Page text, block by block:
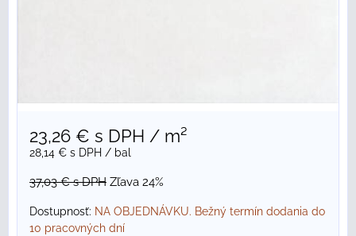
23,26 € s DPH / m²
28,14 € s DPH / bal
37,03 €s DPH Zľava 24%
Dostupnosť: NA OBJEDNÁVKU. Bežný termín dodania do
10 pracovných dní